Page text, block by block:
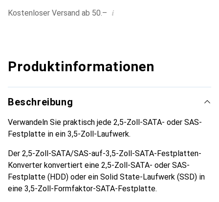
Kostenloser Versand ab 50.– i
Produktinformationen
Beschreibung
Verwandeln Sie praktisch jede 2,5-Zoll-SATA- oder SAS-
Festplatte in ein 3,5-Zoll-Laufwerk.
Der 2,5-Zoll-SATA/SAS-auf-3,5-Zoll-SATA-Festplatten-
Konverter konvertiert eine 2,5-Zoll-SATA- oder SAS-
Festplatte (HDD) oder ein Solid State-Laufwerk (SSD) in
eine 3,5-Zoll-Formfaktor-SATA-Festplatte.